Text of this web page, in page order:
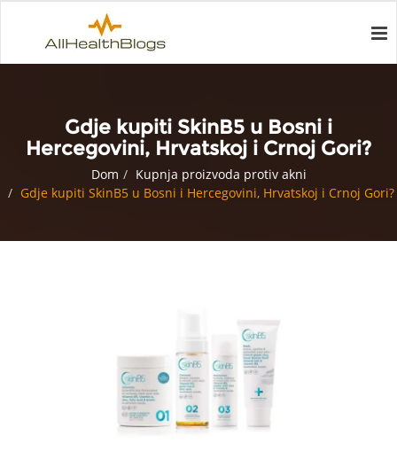
Gdje kupiti SkinB5 u Bosni i
Hercegovini, Hrvatskoj i Crnoj Gori?
Dom
Kupnja proizvoda protiv akni
Gdje kupiti SkinB5 u Bosni i Hercegovini, Hrvatskoj i Crnoj Gori?